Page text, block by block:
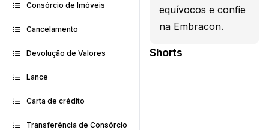
Consórcio de Imóveis
Cancelamento
Devolução de Valores
Lance
Carta de crédito
Transferência de Consórcio
equívocos e confie
na Embracon.
Shorts